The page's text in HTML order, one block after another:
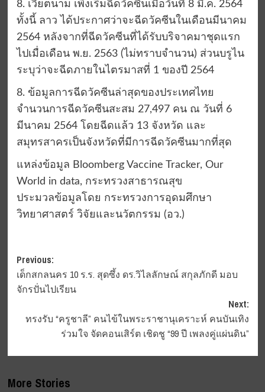
8. เวียตนาม เพิ่งเริ่มฉีดวัคซีนเมื่อวันที่ 8 มี.ค. 2564
ทั้งนี้ ลาว ได้ประกาศว่าจะฉีดวัคซีนในเดือนมีนาคม
2564 หลังจากที่ฉีดวัคซีนที่ได้รับบริจาคมาชุดแรก
ไปเมื่อเดือน พ.ย. 2563 (ไม่ทราบจำนวน) ส่วนบรูไน
ระบุว่าจะฉีดภายในไตรมาสที่ 1 ของปี 2564
8. ข้อมูลการฉีดวัคซีนล่าสุดของประเทศไทย
จำนวนการฉีดวัคซีนสะสม 27,497 คน ณ วันที่ 6
มีนาคม 2564 โดยฉีดแล้ว 13 จังหวัด และ
สมุทรสาครเป็นจังหวัดที่มีการฉีดวัคซีนมากที่สุด
แหล่งข้อมูล Bloomberg Vaccine Tracker, Our
World in data, กระทรวงสาธารณสุข
ประมวลข้อมูลโดย กระทรวงการอุดมศึกษา
วิทยาศาสตร์ วิจัยและนวัตกรรม (อว.)
Post
navigation
Previous:
เด็กสกลนคร 10 ร.ร. สุดซึ้ง ดร.วิไลลักษณ์ สกุลภักดี มอบ
จักรปั่นไปเรียน
Next:
ทรงรับ “ครูชาลี” คนไข้ในพระราชานุเคราะห์ คนบันเทิง
ร่วมใจ จัดคอนเสิร์ต เชิดชู “99 ปี เพลงคู่แผ่นดิน”
More Stories